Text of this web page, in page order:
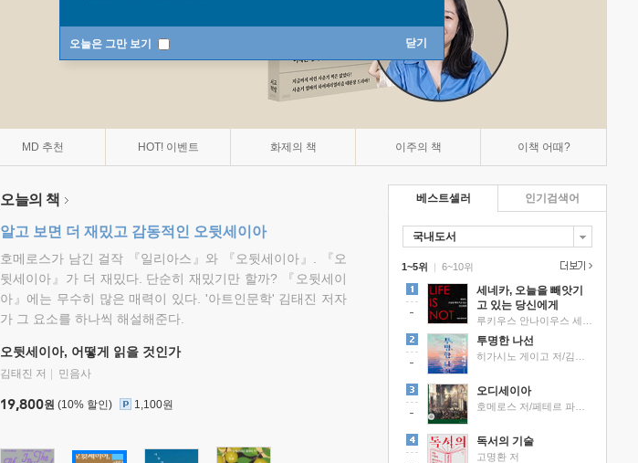
오늘은 그만 보기 닫기
MD 추천 HOT! 이벤트 화제의 책 이주의 책 이책 어때?
오늘의 책
알고 보면 더 재밌고 감동적인 오뒷세이아
호메로스가 남긴 걸작 『일리아스』와 『오뒷세이아』. 『오
뒷세이아』가 더 재밌다. 단순히 재밌기만 할까? 『오뒷세이
아』에는 무수히 많은 매력이 있다. '아트인문학' 김태진 저자
가 그 요소를 하나씩 해설해준다.
오뒷세이아, 어떻게 읽을 것인가
김태진 저 민음사
19,800원 (10% 할인) 1,100원
베스트셀러
국내도서
1~5위 |
세네카, 오늘을 빼앗기
고 있는 당신에게
투명한 나선
오디세이아
독서의 기술
고명환 저
6~10위
인기검색어